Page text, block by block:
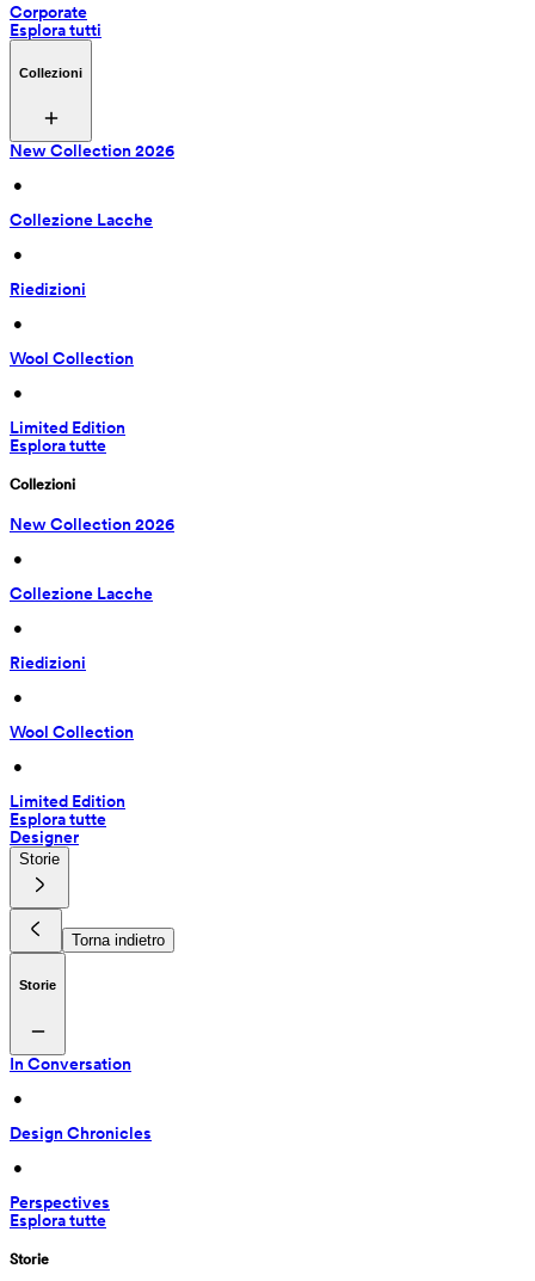
Corporate
Esplora tutti
Collezioni
New Collection 2026
•
Collezione Lacche
•
Riedizioni
•
Wool Collection
•
Limited Edition
Esplora tutte
Collezioni
New Collection 2026
•
Collezione Lacche
•
Riedizioni
•
Wool Collection
•
Limited Edition
Esplora tutte
Designer
Storie
Torna indietro
Storie
In Conversation
•
Design Chronicles
•
Perspectives
Esplora tutte
Storie